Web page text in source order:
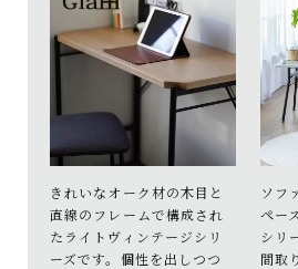
きれいなオーク材の木目と
直線のフレームで構成され
たライトヴィンテージシリ
ーズです。個性を出しつつ
ソフ
ペー
シリ
間取